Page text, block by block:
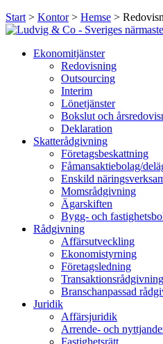
Start > Kontor> Hemse >
Ekonomitjänster
Redovisning
Outsourcing
Interim
Lönetjänster
Bokslut och
Deklaration
Skatterådgivning
Företagsbeskattning
Fåmansaktiebolag/
Enskild
Momsrådgivning
Ägarskiften
Bygg- och
Rådgivning
Affärsutveckling
Ekonomistyrning
Företagsledning
Transaktionsrådgivning
Branschanpassad
Juridik
Affärsjuridik
Arrende- och
Fastighetsrätt